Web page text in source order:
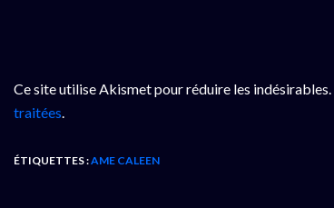
Ce site utilise Akismet pour réduire les indésirables.
traitées.
ÉTIQUETTES :AME CALEEN